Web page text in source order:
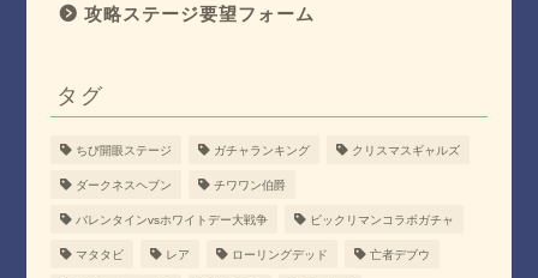
攻略ステージ要望フォーム
タグ
ちび開眼ステージ ガチャランキング クリスマスギャルズ
ダークネスヘブン チワワン伯爵
バレンタインvsホワイトデー大戦争 ビックリマンコラボガチャ
マタタビ レア ローリングデッド 亡者デブウ